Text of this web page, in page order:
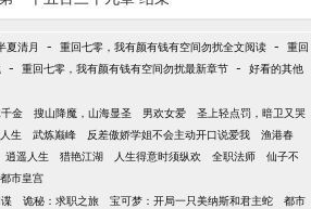
槽！黑化值10000000！你到底做了什
流：？？？？乖巧徒弟笑得渗人：“师尊，我
打造的牢笼，喜欢吗？从今往后你别想踏出
半步！”社恐本恐：“还有这好事？！”
能做什么？能否通过自己的知识与能力而力
而在平息甲午危局后，偌大的中国航船又将
？在列强夹缝中奋力求生的泱泱古国能否重
在技术描写上不会YY。如有不周全之处，希
够指点一二。 ...
夏清月 - 重回七零，我有颜有钱有空间勿扰全文阅读 - 重回
- 重回七零，我有颜有钱有空间勿扰最新章节 - 好看的其他
金 搜山降魔，山海显圣 男欢女爱
圣上轻点罚，暗卫又哭
生 武炼巅峰 反差傲娇学姐不会主动开口说爱我
渔港春
逍遥人生 猎艳江湖 人生得意时须纵欢 全职法师
仙子不
都市皇宫
诡秘：求职之旅 宝可梦：开局一只美纳斯和君主蛇
都市